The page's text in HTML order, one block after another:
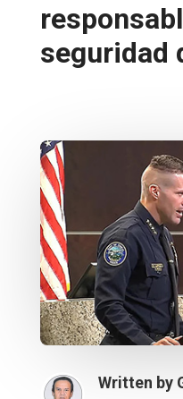
seguridad
Written by